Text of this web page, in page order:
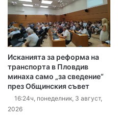
Исканията за реформа на
транспорта в Пловдив
минаха само „за сведение“
през Общинския съвет
16:24ч, понеделник, 3 август,
2026